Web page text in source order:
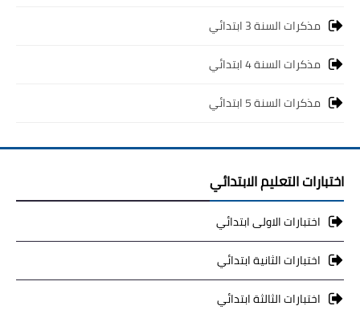
مذكرات السنة 3 ابتدائي
مذكرات السنة 4 ابتدائي
مذكرات السنة 5 ابتدائي
اختبارات التعليم الابتدائي
اختبارات الاولى ابتدائي
اختبارات الثانية ابتدائي
اختبارات الثالثة ابتدائي